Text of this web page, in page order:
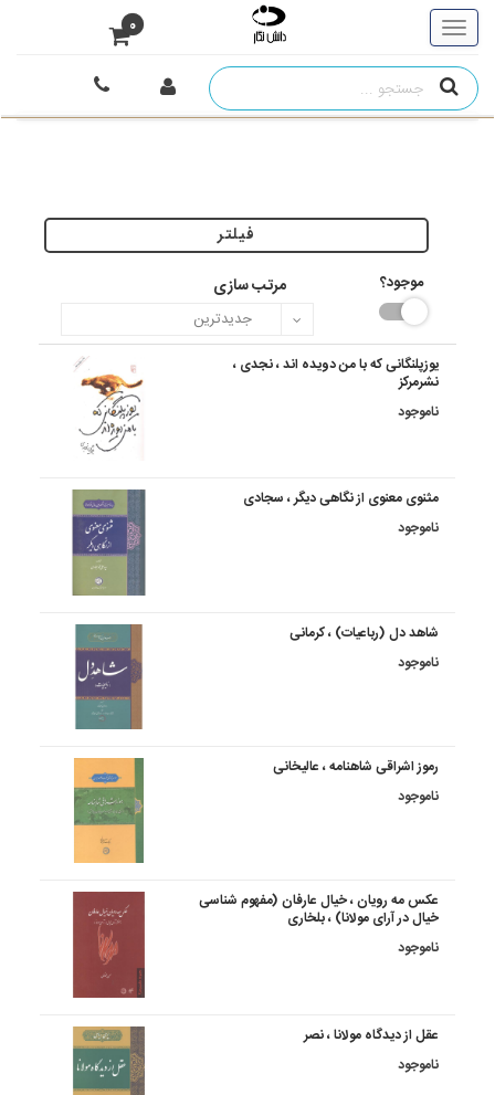
0
فیلتر
موجود؟ مرتب سازی
یوزپلنگانی که با من دویده اند ، نجدی ،
نشرمرکز
ناموجود
مثنوی معنوی از نگاهی دیگر ، سجادی
ناموجود
شاهد دل (رباعیات) ، کرمانی
ناموجود
رموز اشراقی شاهنامه ، عالیخانی
ناموجود
عکس مه رویان ، خیال عارفان (مفهوم شناسی
خیال در آرای مولانا) ، بلخاری
ناموجود
عقل از دیدگاه مولانا ، نصر
ناموجود